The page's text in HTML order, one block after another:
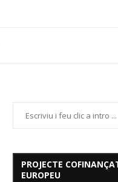
PROJECTE
EUROPEU